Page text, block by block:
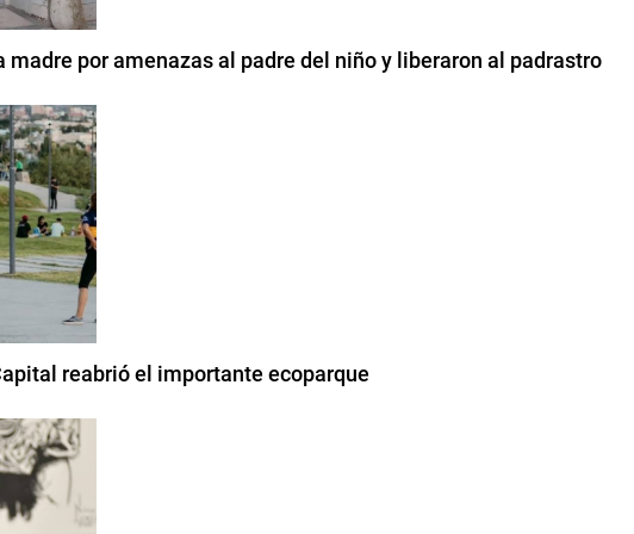
madre por amenazas al padre del niño y liberaron al padrastro
reabrió el importante ecoparque